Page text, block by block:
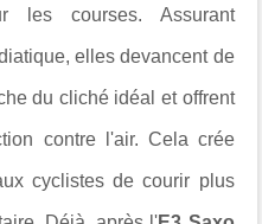
les courses. Assurant
elles devancent de
du cliché idéal et offrent
contre l'air. Cela crée
cyclistes de courir plus